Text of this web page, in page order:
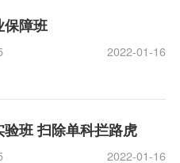
保障班
2022-01-16
验班 扫除单科拦路虎
2022-01-16